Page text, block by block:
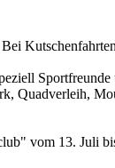
Bei
Quadverleih,
vom 13. Juli